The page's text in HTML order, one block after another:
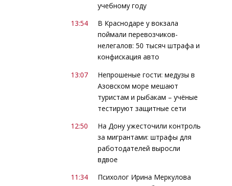
учебному году
13:54
В Краснодаре у вокзала
поймали перевозчиков-
нелегалов: 50 тысяч штрафа и
конфискация авто
13:07
Непрошеные гости: медузы в
Азовском море мешают
туристам и рыбакам – учёные
тестируют защитные сети
12:50
На Дону ужесточили контроль
за мигрантами: штрафы для
работодателей выросли
вдвое
11:34
Психолог Ирина Меркулова